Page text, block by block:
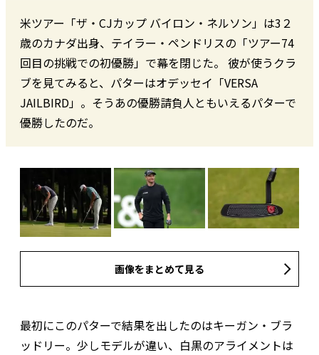
米ツアー「ザ・CJカップ バイロン・ネルソン」は3２
歳のカナダ出身、テイラー・ペンドリスの「ツアー74
回目の挑戦での初優勝」で幕を閉じた。 彼が使うクラ
ブを見てみると、パターはオデッセイ「VERSA
JAILBIRD」。そうあの優勝請負人ともいえるパターで
優勝したのだ。
画像をまとめて見る
最初にこのパターで結果を出したのはキーガン・ブラ
ッドリー。少しモデルが違い、白黒のアライメントは